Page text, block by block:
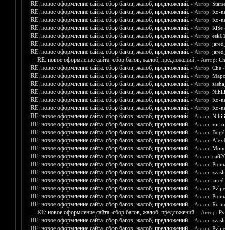
RE: новое оформление сайта. сбор багов, жалоб, предложений. - Автор:
RE: новое оформление сайта. сбор багов, жалоб, предложений. - Автор: Ro-
RE: новое оформление сайта. сбор багов, жалоб, предложений. - Автор: Ro-
RE: новое оформление сайта. сбор багов, жалоб, предложений. - Автор: RiSe
RE: новое оформление сайта. сбор багов, жалоб, предложений. - Автор: esk01
RE: новое оформление сайта. сбор багов, жалоб, предложений. - Автор:
RE: новое оформление сайта. сбор багов, жалоб, предложений. - Автор:
RE: новое оформление сайта. сбор багов, жалоб, предложений. - Автор:
RE: новое оформление сайта. сбор багов, жалоб, предложений. - Автор: Che-
RE: новое оформление сайта. сбор багов, жалоб, предложений. - Автор: Марс
RE: новое оформление сайта. сбор багов, жалоб, предложений. - Автор:
RE: новое оформление сайта. сбор багов, жалоб, предложений. - Автор:
RE: новое оформление сайта. сбор багов, жалоб, предложений. - Автор: Ro-
RE: новое оформление сайта. сбор багов, жалоб, предложений. - Автор: Ro-
RE: новое оформление сайта. сбор багов, жалоб, предложений. - Автор:
RE: новое оформление сайта. сбор багов, жалоб, предложений. - Автор:
RE: новое оформление сайта. сбор багов, жалоб, предложений. - Автор:
RE: новое оформление сайта. сбор багов, жалоб, предложений. - Автор:
RE: новое оформление сайта. сбор багов, жалоб, предложений. - Автор:
RE: новое оформление сайта. сбор багов, жалоб, предложений. - Автор:
RE: новое оформление сайта. сбор багов, жалоб, предложений. - Автор:
RE: новое оформление сайта. сбор багов, жалоб, предложений. - Автор:
RE: новое оформление сайта. сбор багов, жалоб, предложений. - Автор:
RE: новое оформление сайта. сбор багов, жалоб, предложений. - Автор:
RE: новое оформление сайта. сбор багов, жалоб, предложений. - Автор:
RE: новое оформление сайта. сбор багов, жалоб, предложений. - Автор: Ro-
RE: новое оформление сайта. сбор багов, жалоб, предложений. - Автор:
RE: новое оформление сайта. сбор багов, жалоб, предложений. - Автор:
RE: новое оформление сайта. сбор багов, жалоб, предложений. - Автор: